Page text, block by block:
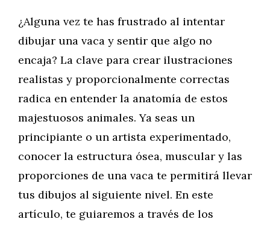
¿Alguna vez te has frustrado al intentar
dibujar una vaca y sentir que algo no
encaja? La clave para crear ilustraciones
realistas y proporcionalmente correctas
radica en entender la anatomía de estos
majestuosos animales. Ya seas un
principiante o un artista experimentado,
conocer la estructura ósea, muscular y las
proporciones de una vaca te permitirá llevar
tus dibujos al siguiente nivel. En este
artículo, te guiaremos a través de los